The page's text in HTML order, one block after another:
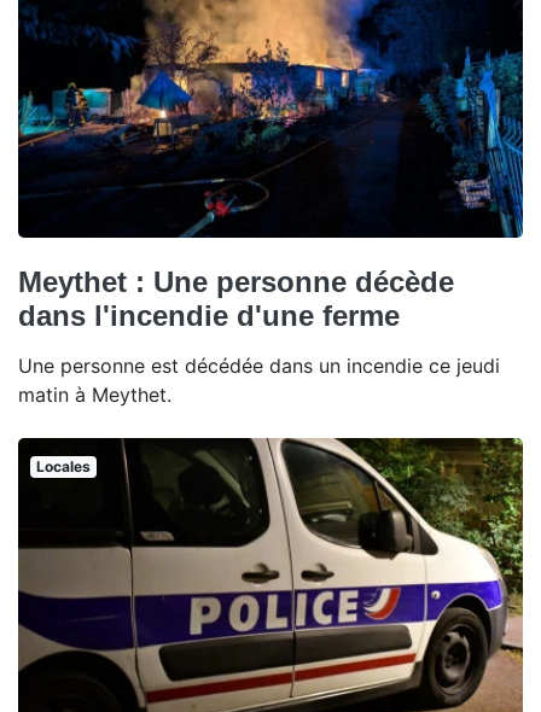
Meythet : Une personne décède
dans l'incendie d'une ferme
Une personne est décédée dans un incendie ce jeudi
matin à Meythet.
Locales